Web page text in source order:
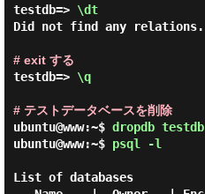
testdb=> \dt
Did not find any relations.
# exit する
testdb=> \q
# テストデータベースを削除
ubuntu@www:~$ dropdb testdb
ubuntu@www:~$ psql -l
List of databases